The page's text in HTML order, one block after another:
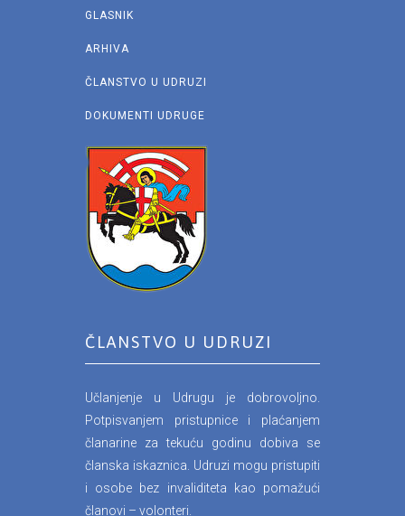
GLASNIK
ARHIVA
ČLANSTVO U UDRUZI
DOKUMENTI UDRUGE
ČLANSTVO U UDRUZI
Učlanjenje u Udrugu je dobrovoljno.
Potpisvanjem pristupnice i plaćanjem
članarine za tekuću godinu dobiva se
članska iskaznica. Udruzi mogu pristupiti
i osobe bez invaliditeta kao pomažući
članovi – volonteri.